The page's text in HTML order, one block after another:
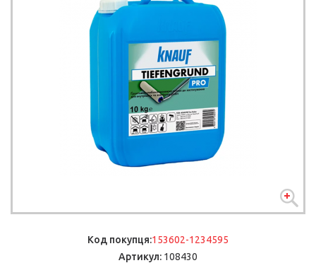
Код покупця:153602-1234595
Артикул: 108430